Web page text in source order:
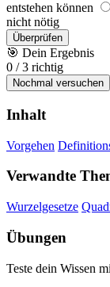
entstehen können
nicht nötig
Überprüfen
🎯 Dein Ergebnis
0 /3 richtig
Nochmal versuchen
Inhalt
Vorgehen
Verwandte
Wurzelgesetze
Übungen
Teste dein Wissen